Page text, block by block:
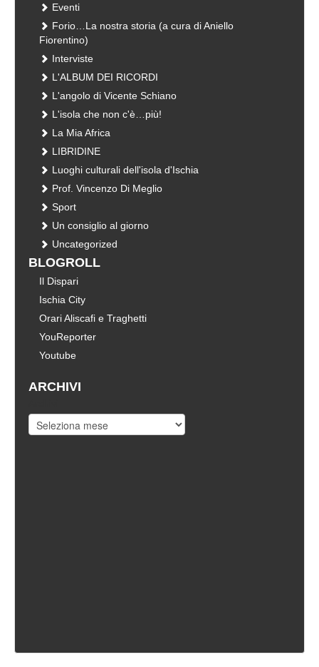
Eventi
Forio…La nostra storia (a cura di Aniello
Fiorentino)
Interviste
L'ALBUM DEI RICORDI
L'angolo di Vicente Schiano
L'isola che non c'è…più!
La Mia Africa
LIBRIDINE
Luoghi culturali dell'isola d'Ischia
Prof. Vincenzo Di Meglio
Sport
Un consiglio al giorno
Uncategorized
BLOGROLL
Il Dispari
Ischia City
Orari Aliscafi e Traghetti
YouReporter
Youtube
ARCHIVI